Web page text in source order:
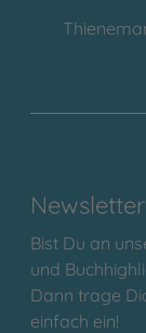
Newsletter
Bist Du an
und
Dann trage
einfach ein!